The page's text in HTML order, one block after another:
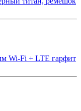
Wi-Fi + LTE гарфит